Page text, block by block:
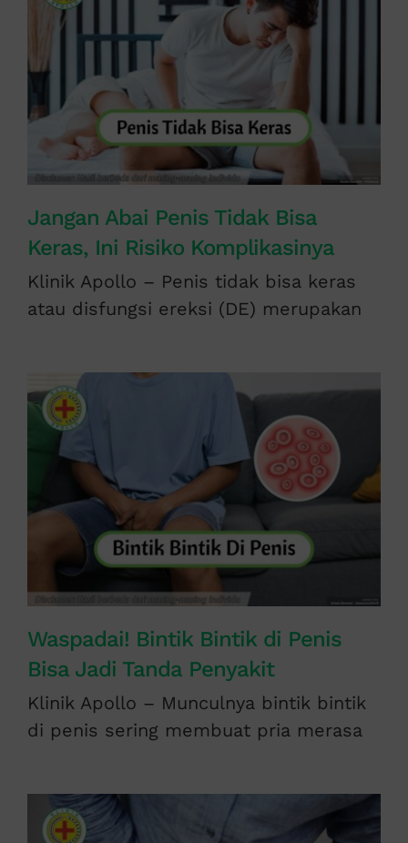
Jangan Abai Penis Tidak Bisa
Keras, Ini Risiko Komplikasinya
Klinik Apollo – Penis tidak bisa keras
atau disfungsi ereksi (DE) merupakan
Waspadai! Bintik Bintik di Penis
Bisa Jadi Tanda Penyakit
Klinik Apollo – Munculnya bintik bintik
di penis sering membuat pria merasa